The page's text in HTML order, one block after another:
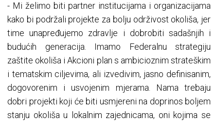
- Mi želimo biti partner institucijama i organizacijama
kako bi podržali projekte za bolju održivost okoliša, jer
time unapređujemo zdravlje i dobrobiti sadašnjih i
budućih generacija. Imamo Federalnu strategiju
zaštite okoliša i Akcioni plan s ambicioznim strateškim
i tematskim ciljevima, ali izvedivim, jasno definisanim,
dogovorenim i usvojenim mjerama. Nama trebaju
dobri projekti koji će biti usmjereni na doprinos boljem
stanju okoliša u lokalnim zajednicama, oni kojima se